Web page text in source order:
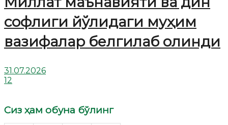
софлиги йўлидаги муҳим
вазифалар белгилаб олинди
31.07.2026
12
Сиз ҳам обуна бўлинг